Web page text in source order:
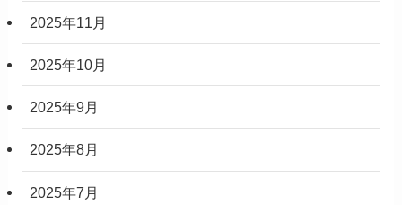
2025年11月
2025年10月
2025年9月
2025年8月
2025年7月